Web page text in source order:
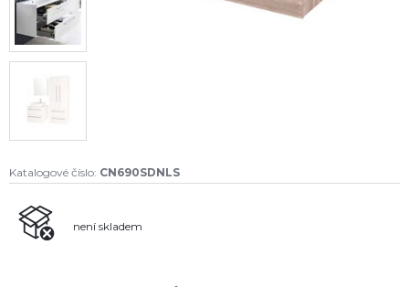
Katalogové číslo: CN690SDNLS
není skladem